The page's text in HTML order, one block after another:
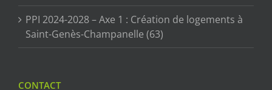
PPI 2024-2028 – Axe 1 : Création de logements à
Saint-Genès-Champanelle (63)
CONTACT